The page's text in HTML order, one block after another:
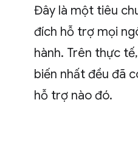
Đây là một tiêu
đích hỗ trợ mọi
hành. Trên thực
biến nhất đều đã
hỗ trợ nào đó.